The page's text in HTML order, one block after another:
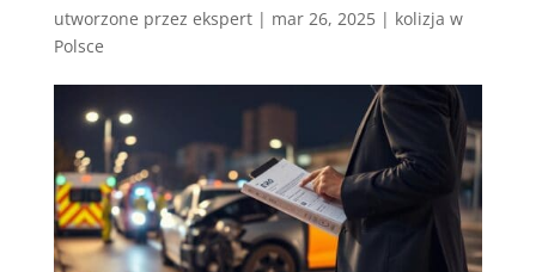
utworzone przez ekspert| mar 26, 2025| kolizja w
Polsce